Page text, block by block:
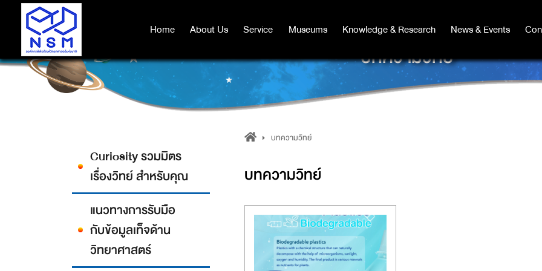
Home About Us Service Museums Knowledge & Research News & Events
Home About Us Service Museums Knowledge & Research News & Events
บทความวิทย์
Curiosity รวมมิตร
เรื่องวิทย์ สำหรับคุณ
แนวทางการรับมือ
กับข้อมูลเท็จด้าน
วิทยาศาสตร์
บทความวิทย์
บทความวิทย์